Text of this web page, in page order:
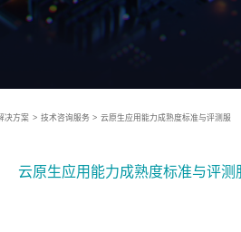
决方案 > 技术咨询服务 > 云原生应用能力成熟度标准与评测服
云原生应用能力成熟度标准与评测